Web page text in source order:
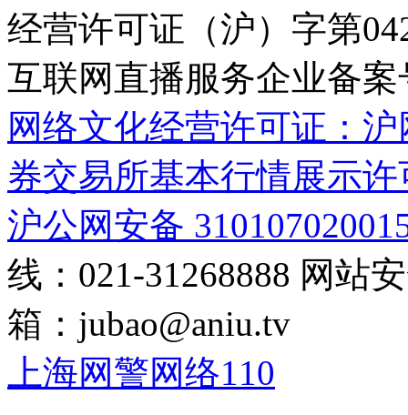
经营许可证（沪）字第
互联网直播服务企业备案
网络文化经营许可证：
券交易所基本行情展示许
沪公网安备
线：021-31268888 网站
箱： jubao@aniu.tv
上海网警网络110